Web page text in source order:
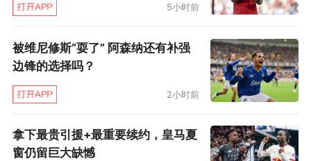
5小时前
被维尼修斯“耍了” 阿森纳还有补强
边锋的选择吗？
2小时前
拿下最贵引援+最重要续约，皇马夏
窗仍留巨大缺憾